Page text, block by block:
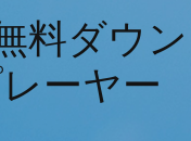
料ダウン
ーヤー